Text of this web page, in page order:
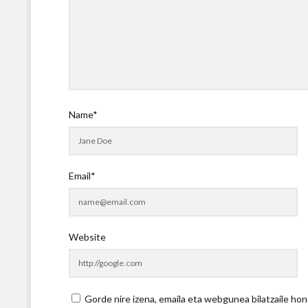
Name*
Email*
Website
Gorde nire izena, emaila eta webgunea bilatzaile